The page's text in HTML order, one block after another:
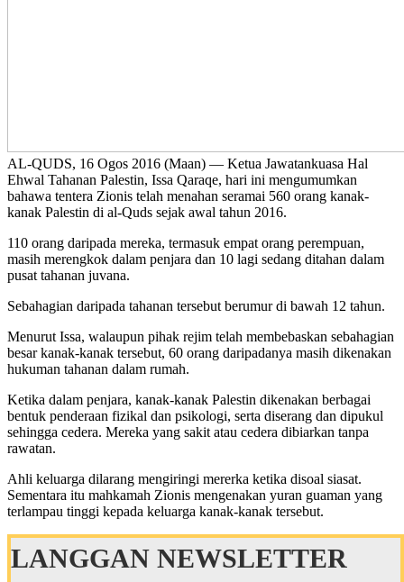
AL-QUDS, 16 Ogos 2016 (Maan) — Ketua Jawatankuasa Hal
Ehwal Tahanan Palestin, Issa Qaraqe, hari ini mengumumkan
bahawa tentera Zionis telah menahan seramai 560 orang kanak-
kanak Palestin di al-Quds sejak awal tahun 2016.
110 orang daripada mereka, termasuk empat orang perempuan,
masih merengkok dalam penjara dan 10 lagi sedang ditahan dalam
pusat tahanan juvana.
Sebahagian daripada tahanan tersebut berumur di bawah 12 tahun.
Menurut Issa, walaupun pihak rejim telah membebaskan sebahagian
besar kanak-kanak tersebut, 60 orang daripadanya masih dikenakan
hukuman tahanan dalam rumah.
Ketika dalam penjara, kanak-kanak Palestin dikenakan berbagai
bentuk penderaan fizikal dan psikologi, serta diserang dan dipukul
sehingga cedera. Mereka yang sakit atau cedera dibiarkan tanpa
rawatan.
Ahli keluarga dilarang mengiringi mererka ketika disoal siasat.
Sementara itu mahkamah Zionis mengenakan yuran guaman yang
terlampau tinggi kepada keluarga kanak-kanak tersebut.
LANGGAN NEWSLETTER